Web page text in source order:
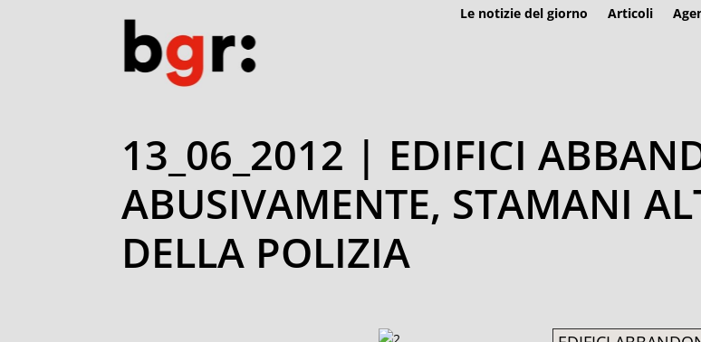
Le notizie del giorno Articoli
13_06_2012 | EDIFICI
ABUSIVAMENTE, STAMANI
DELLA POLIZIA